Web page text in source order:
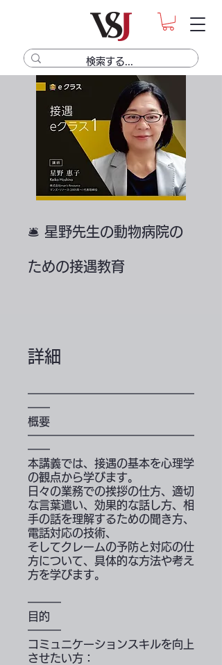
🛎 星野先生の動物病院の
ための接遇教育
詳細
━━━━━━━━━━━━━━━
━━
概要
━━━━━━━━━━━━━━━
━━
本講義では、接遇の基本を心理学
の観点から学びます。
日々の業務での挨拶の仕方、適切
な言葉遣い、効果的な話し方、相
手の話を理解するための聞き方、
電話対応の技術、
そしてクレームの予防と対応の仕
方について、具体的な方法や考え
方を学びます。
━━━
目的
━━━
コミュニケーションスキルを向上
させたい方：